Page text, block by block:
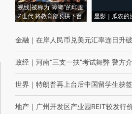
视线|被称为“蟑螂”的印度
Z世代 将教育部长拱下台
显影｜瓜农的
金融 ｜ 在岸人民币兑美元汇率连日升
政经 ｜ 河南“三支一扶”考试舞弊 警方
世界 ｜ 特朗普再上台后中国留学生获
地产 ｜ 广州开发区产业园REIT较发行